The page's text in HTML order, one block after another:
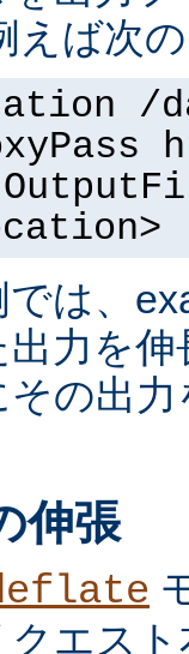
えば次
/
では、
出力を
その出
伸張
クエス